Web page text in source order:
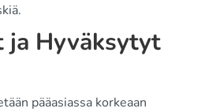
ja Hyväksytyt
pääasiassa korkeaan